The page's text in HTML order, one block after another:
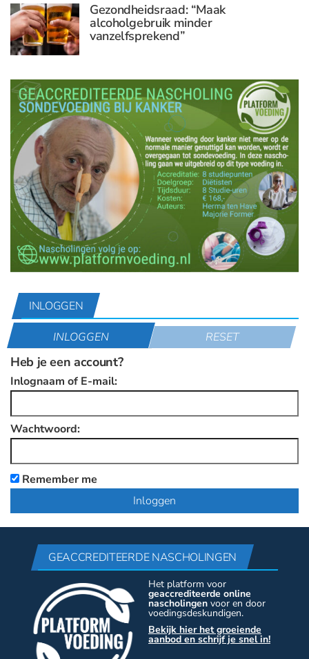
Gezondheidsraad: “Maak
alcoholgebruik minder
vanzelfsprekend”
INLOGGEN
INLOGGEN RESET
Heb je een account?
Inlognaam of E-mail:
Wachtwoord:
Remember me
GEACCREDITEERDE NASCHOLINGEN
Het platform voor
geaccrediteerde online
nascholingen voor en door
voedingsdeskundigen.
Bekijk hier het groeiende
aanbod en schrijf je snel in!